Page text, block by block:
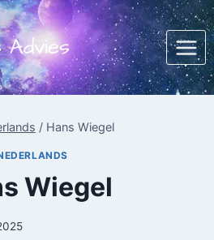
Advies
/ Hans Wiegel
Wiegel